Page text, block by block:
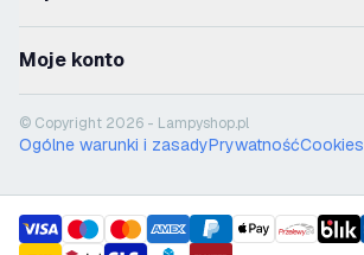
Moje konto
© Copyright 2026 - Lampyshop.pl
Ogólne warunki i zasadyPrywatnośćCookies
payment methods